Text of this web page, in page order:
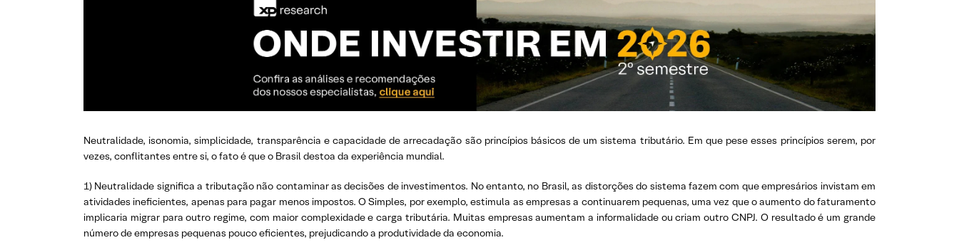
Neutralidade, isonomia, simplicidade, transparência e capacidade de arrecadação são princípios básicos de um sistema tributário. Em que pese esses princípios serem, por
vezes, conflitantes entre si, o fato é que o Brasil destoa da experiência mundial.
1) Neutralidade significa a tributação não contaminar as decisões de investimentos. No entanto, no Brasil, as distorções do sistema fazem com que empresários invistam em
atividades ineficientes, apenas para pagar menos impostos. O Simples, por exemplo, estimula as empresas a continuarem pequenas, uma vez que o aumento do faturamento
implicaria migrar para outro regime, com maior complexidade e carga tributária. Muitas empresas aumentam a informalidade ou criam outro CNPJ. O resultado é um grande
número de empresas pequenas pouco eficientes, prejudicando a produtividade da economia.